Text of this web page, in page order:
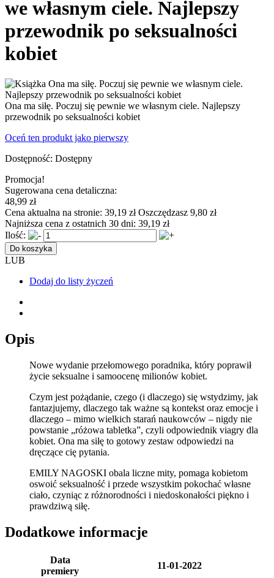
we własnym ciele. Najlepszy
przewodnik po seksualności
kobiet
Ona ma siłę. Poczuj się pewnie we własnym ciele. Najlepszy
przewodnik po seksualności kobiet
Oceń ten produkt jako pierwszy
Dostępność: Dostępny
Promocja!
Sugerowana cena detaliczna:
48,99 zł
Cena aktualna na stronie: 39,19 złOszczędzasz 9,80 zł
Najniższa cena z ostatnich 30 dni: 39,19 zł
Ilość:
Do koszyka
LUB
Dodaj do listy życzeń
Opis
Nowe wydanie przełomowego poradnika, który poprawił
życie seksualne i samoocenę milionów kobiet.
Czym jest pożądanie, czego (i dlaczego) się wstydzimy, jak
fantazjujemy, dlaczego tak ważne są kontekst oraz emocje i
dlaczego – mimo wielkich starań naukowców – nigdy nie
powstanie „różowa tabletka”, czyli odpowiednik viagry dla
kobiet. Ona ma siłę to gotowy zestaw odpowiedzi na
dręczące cię pytania.
EMILY NAGOSKI obala liczne mity, pomaga kobietom
oswoić seksualność i przede wszystkim pokochać własne
ciało, czyniąc z różnorodności i niedoskonałości piękno i
prawdziwą siłę.
Dodatkowe informacje
Data
premiery
11-01-2022